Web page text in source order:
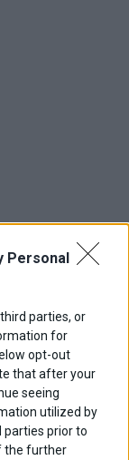
Personal
parties, or
for
opt-out
that after your
seeing
utilized by
parties prior to
the further